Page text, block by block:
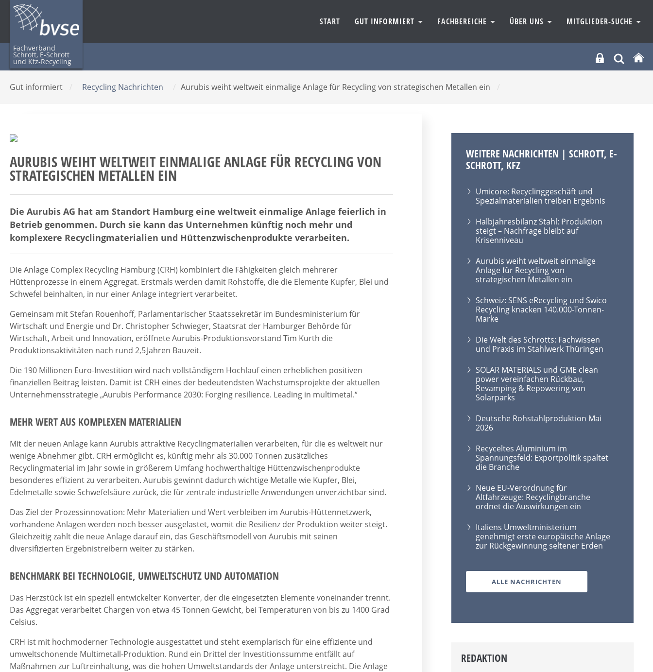
Fachverband
Schrott, E-Schrott
und Kfz-Recycling
START GUT INFORMIERT FACHBEREICHE ÜBER UNS MITGLIEDER-SUCHE
Gut informiert / Recycling Nachrichten / Aurubis weiht weltweit einmalige Anlage für Recycling von strategischen Metallen ein /
AURUBIS WEIHT WELTWEIT EINMALIGE ANLAGE FÜR RECYCLING VON
STRATEGISCHEN METALLEN EIN
Die Aurubis AG hat am Standort Hamburg eine weltweit einmalige Anlage feierlich in
Betrieb genommen. Durch sie kann das Unternehmen künftig noch mehr und
komplexere Recyclingmaterialien und Hüttenzwischenprodukte verarbeiten.
Die Anlage Complex Recycling Hamburg (CRH) kombiniert die Fähigkeiten gleich mehrerer
Hüttenprozesse in einem Aggregat. Erstmals werden damit Rohstoffe, die die Elemente Kupfer, Blei und
Schwefel beinhalten, in nur einer Anlage integriert verarbeitet.
Gemeinsam mit Stefan Rouenhoff, Parlamentarischer Staatssekretär im Bundesministerium für
Wirtschaft und Energie und Dr. Christopher Schwieger, Staatsrat der Hamburger Behörde für
Wirtschaft, Arbeit und Innovation, eröffnete Aurubis-Produktionsvorstand Tim Kurth die
Produktionsaktivitäten nach rund 2,5 Jahren Bauzeit.
Die 190 Millionen Euro-Investition wird nach vollständigem Hochlauf einen erheblichen positiven
finanziellen Beitrag leisten. Damit ist CRH eines der bedeutendsten Wachstumsprojekte der aktuellen
Unternehmensstrategie „Aurubis Performance 2030: Forging resilience. Leading in multimetal.“
MEHR WERT AUS KOMPLEXEN MATERIALIEN
Mit der neuen Anlage kann Aurubis attraktive Recyclingmaterialien verarbeiten, für die es weltweit nur
wenige Abnehmer gibt. CRH ermöglicht es, künftig mehr als 30.000 Tonnen zusätzliches
Recyclingmaterial im Jahr sowie in größerem Umfang hochwerthaltige Hüttenzwischenprodukte
besonderes effizient zu verarbeiten. Aurubis gewinnt dadurch wichtige Metalle wie Kupfer, Blei,
Edelmetalle sowie Schwefelsäure zurück, die für zentrale industrielle Anwendungen unverzichtbar sind.
Das Ziel der Prozessinnovation: Mehr Materialien und Wert verbleiben im Aurubis-Hüttennetzwerk,
vorhandene Anlagen werden noch besser ausgelastet, womit die Resilienz der Produktion weiter steigt.
Gleichzeitig zahlt die neue Anlage darauf ein, das Geschäftsmodell von Aurubis mit seinen
diversifizierten Ergebnistreibern weiter zu stärken.
BENCHMARK BEI TECHNOLOGIE, UMWELTSCHUTZ UND AUTOMATION
Das Herzstück ist ein speziell entwickelter Konverter, der die eingesetzten Elemente voneinander trennt.
Das Aggregat verarbeitet Chargen von etwa 45 Tonnen Gewicht, bei Temperaturen von bis zu 1400 Grad
Celsius.
CRH ist mit hochmoderner Technologie ausgestattet und steht exemplarisch für eine effiziente und
umweltschonende Multimetall‑Produktion. Rund ein Drittel der Investitionssumme entfällt auf
Maßnahmen zur Luftreinhaltung, was die hohen Umweltstandards der Anlage unterstreicht. Die Anlage
WEITERE NACHRICHTEN | SCHROTT, E-
SCHROTT, KFZ
Umicore: Recyclinggeschäft und
Spezialmaterialien treiben Ergebnis
Halbjahresbilanz Stahl: Produktion
steigt – Nachfrage bleibt auf
Krisenniveau
Aurubis weiht weltweit einmalige
Anlage für Recycling von
strategischen Metallen ein
Schweiz: SENS eRecycling und Swico
Recycling knacken 140.000-Tonnen-
Marke
Die Welt des Schrotts: Fachwissen
und Praxis im Stahlwerk Thüringen
SOLAR MATERIALS und GME clean
power vereinfachen Rückbau,
Revamping & Repowering von
Solarparks
Deutsche Rohstahlproduktion Mai
2026
Recyceltes Aluminium im
Spannungsfeld: Exportpolitik spaltet
die Branche
Neue EU-Verordnung für
Altfahrzeuge: Recyclingbranche
ordnet die Auswirkungen ein
Italiens Umweltministerium
genehmigt erste europäische Anlage
zur Rückgewinnung seltener Erden
ALLE NACHRICHTEN
REDAKTION